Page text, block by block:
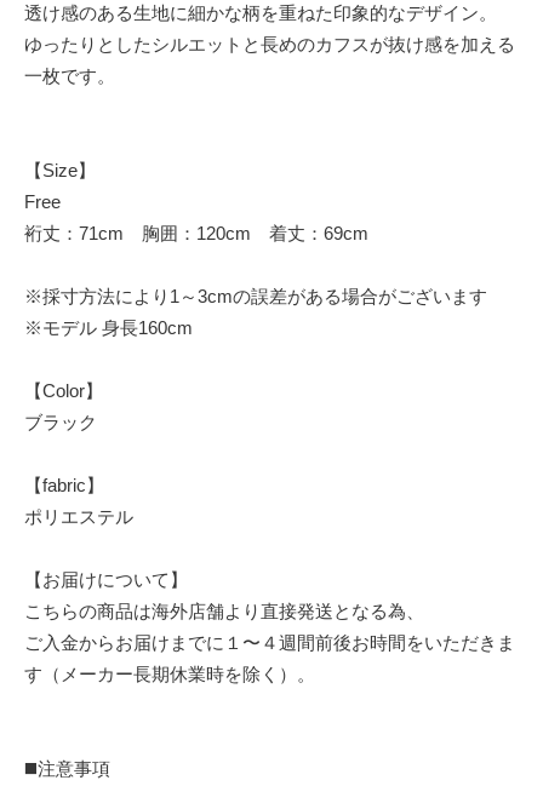
透け感のある生地に細かな柄を重ねた印象的なデザイン。
ゆったりとしたシルエットと長めのカフスが抜け感を加える
一枚です。
【Size】
Free
裄丈：71cm 胸囲：120cm 着丈：69cm
※採寸方法により1～3cmの誤差がある場合がございます
※モデル 身長160cm
【Color】
ブラック
【fabric】
ポリエステル
【お届けについて】
こちらの商品は海外店舗より直接発送となる為、
ご入金からお届けまでに１〜４週間前後お時間をいただきま
す（メーカー長期休業時を除く）。
◼️注意事項